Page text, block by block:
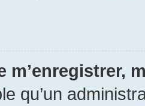
m’enregistrer,
qu’un